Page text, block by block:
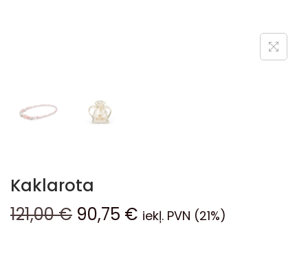
Kaklarota
121,00€ 90,75 € iekļ. PVN (21%)